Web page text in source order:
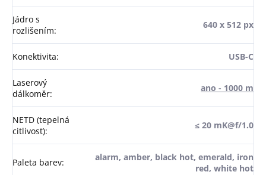
Jádro s
rozlišením:
640 x 512 px
Konektivita: USB-C
Laserový
dálkoměr:
ano - 1000 m
NETD (tepelná
citlivost):
≤ 20 mK@f/1.0
Paleta barev:
alarm, amber, black hot, emerald, iron
red, white hot